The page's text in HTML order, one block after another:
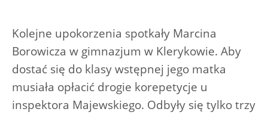
Kolejne upokorzenia spotkały Marcina
Borowicza w gimnazjum w Klerykowie. Aby
dostać się do klasy wstępnej jego matka
musiała opłacić drogie korepetycje u
inspektora Majewskiego. Odbyły się tylko trzy